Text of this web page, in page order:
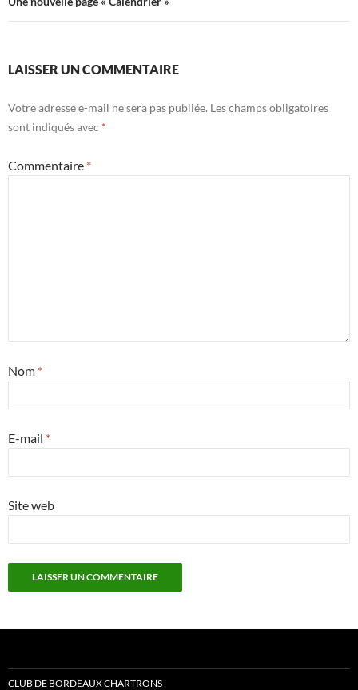
LAISSER UN COMMENTAIRE
Votre adresse e-mail ne sera pas publiée. Les champs obligatoires
sont indiqués avec *
Commentaire *
Nom *
E-mail *
Site web
CLUB DE BORDEAUX CHARTRONS